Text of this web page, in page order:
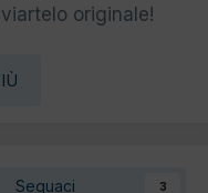
originale!
Seguaci 3